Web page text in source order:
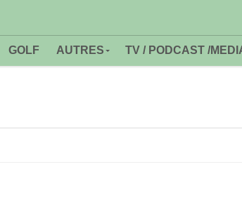
GOLF AUTRES TV / PODCAST /